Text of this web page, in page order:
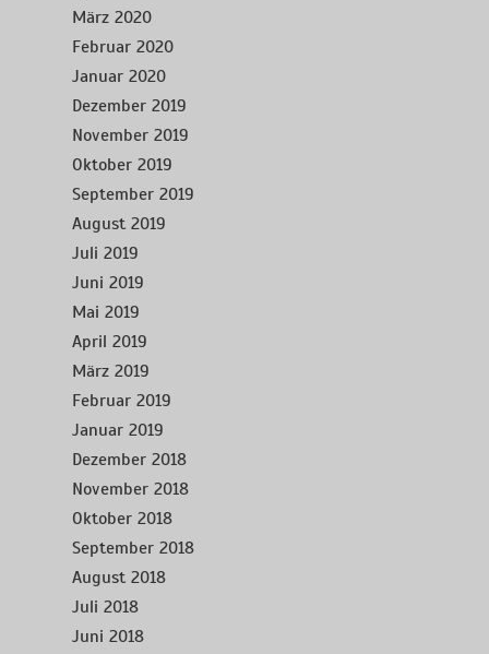
März 2020
Februar 2020
Januar 2020
Dezember 2019
November 2019
Oktober 2019
September 2019
August 2019
Juli 2019
Juni 2019
Mai 2019
April 2019
März 2019
Februar 2019
Januar 2019
Dezember 2018
November 2018
Oktober 2018
September 2018
August 2018
Juli 2018
Juni 2018